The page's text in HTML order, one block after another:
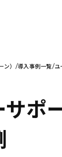
） 導入事例一覧 ユ
サポ